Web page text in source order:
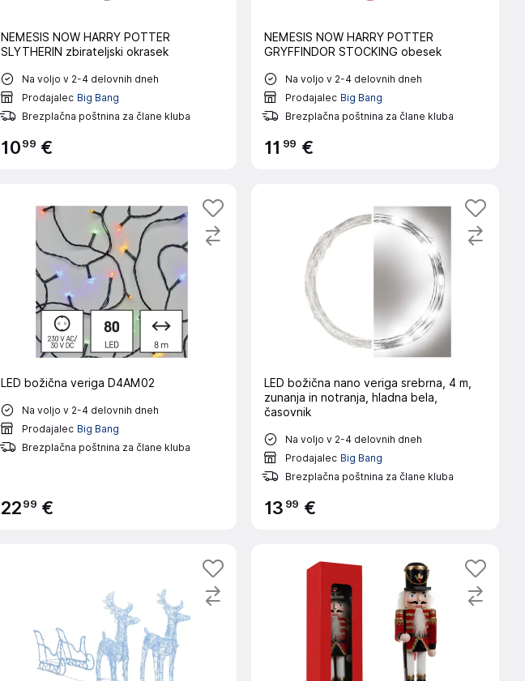
NEMESIS NOW HARRY POTTER
SLYTHERIN zbirateljski okrasek
Na voljo v 2-4 delovnih dneh
Prodajalec Big Bang
Brezplačna poštnina za člane kluba
1099 €
NEMESIS NOW HARRY POTTER
GRYFFINDOR STOCKING obesek
Na voljo v 2-4 delovnih dneh
Prodajalec Big Bang
Brezplačna poštnina za člane kluba
11 99 €
LED božična veriga D4AM02
Na voljo v 2-4 delovnih dneh
Prodajalec Big Bang
Brezplačna poštnina za člane kluba
2299 €
LED božična nano veriga srebrna, 4 m,
zunanja in notranja, hladna bela,
časovnik
Na voljo v 2-4 delovnih dneh
Prodajalec Big Bang
Brezplačna poštnina za člane kluba
13 99 €